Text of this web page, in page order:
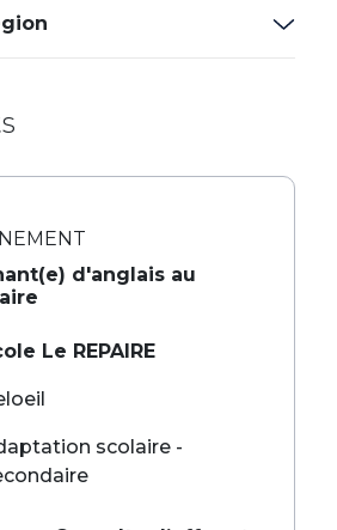
d'anglais au
Le REPAIRE
scolaire -